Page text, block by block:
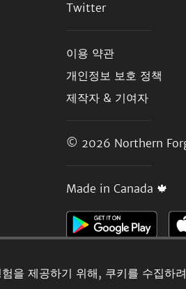
을 제공하기 위해, 쿠키를 수집하
Twitter
이용 약관
개인정보 보호 정책
제작자 & 기여자
© 2026 Northern
Made in Canada 🍁